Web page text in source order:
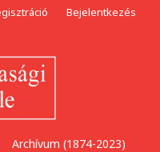
Archívum (1874-2023)
Bejelentkezés